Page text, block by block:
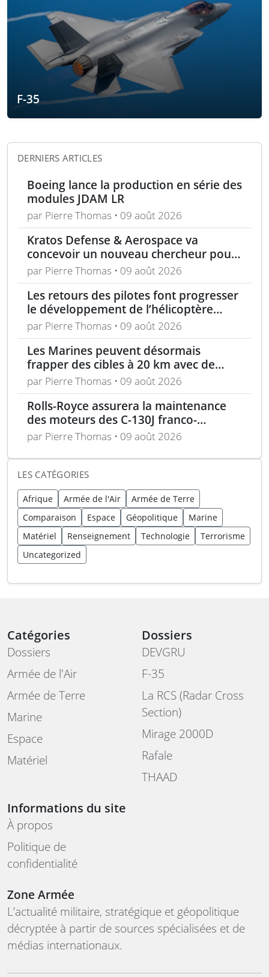
F-35
DERNIERS ARTICLES
Boeing lance la production en série des
modules JDAM LR
par Pierre Thomas • 09 août 2026
Kratos Defense & Aerospace va
concevoir un nouveau chercheur pour
les missiles FGM-148 Javelin
par Pierre Thomas • 09 août 2026
Les retours des pilotes font progresser
le développement de l’hélicoptère
d’assaut Cheyenne
par Pierre Thomas • 09 août 2026
Les Marines peuvent désormais
frapper des cibles à 20 km avec de
nouveaux drones d’attaque FPV
par Pierre Thomas • 09 août 2026
Rolls-Royce assurera la maintenance
des moteurs des C-130J franco-
allemands jusqu’en 2030
par Pierre Thomas • 09 août 2026
LES CATÉGORIES
Afrique Armée de l'Air
Armée de Terre
Comparaison
Espace Géopolitique
Marine
Matériel
Renseignement Technologie
Terrorisme
Uncategorized
Catégories
Dossiers
Armée de l'Air
Armée de Terre
Marine
Espace
Matériel
Dossiers
DEVGRU
F-35
La RCS (Radar Cross
Section)
Mirage 2000D
Rafale
THAAD
Informations du site
À propos
Politique de
confidentialité
Zone Armée
L’actualité militaire, stratégique et géopolitique
décryptée à partir de sources spécialisées et de
médias internationaux.